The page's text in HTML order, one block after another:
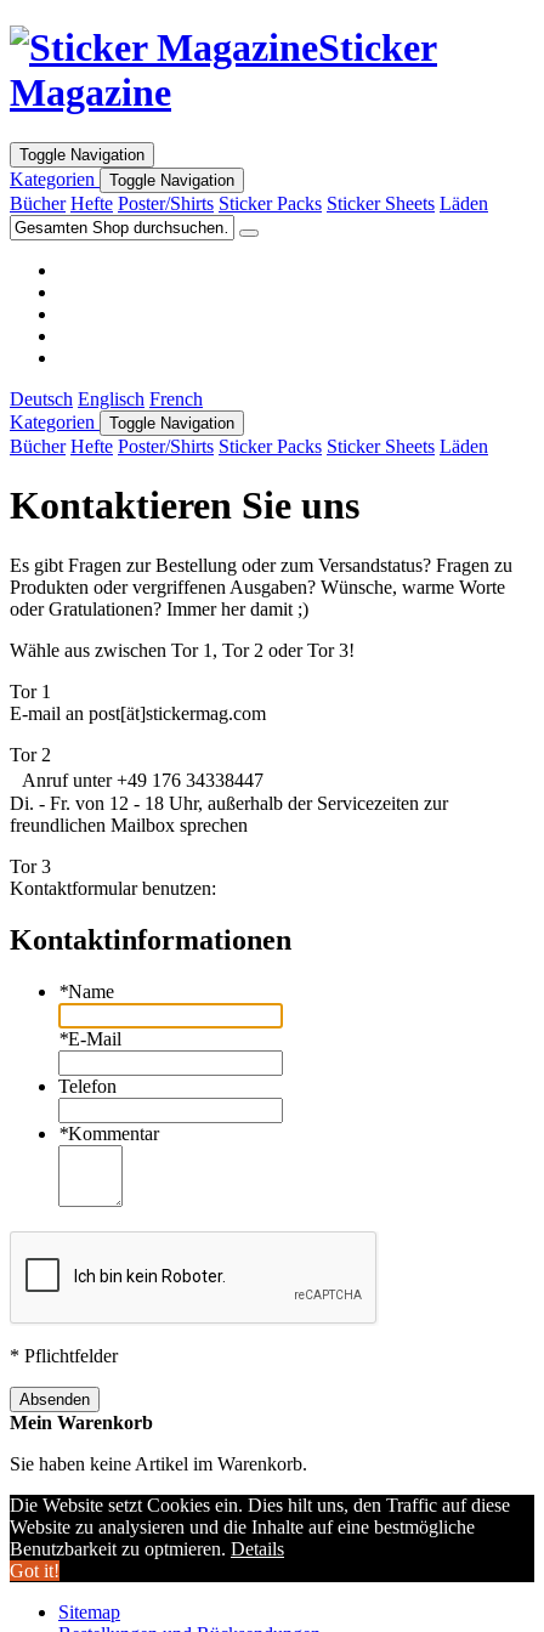
Sticker
Magazine
Toggle Navigation
Kategorien Toggle Navigation
Bücher Hefte Poster/Shirts Sticker Packs Sticker Sheets Läden
Deutsch Englisch French
Kategorien
Toggle Navigation
Bücher Hefte Poster/Shirts Sticker Packs Sticker Sheets Läden
Kontaktieren Sie uns
Es gibt Fragen zur Bestellung oder zum Versandstatus? Fragen zu
Produkten oder vergriffenen Ausgaben? Wünsche, warme Worte
oder Gratulationen? Immer her damit ;)
Wähle aus zwischen Tor 1, Tor 2 oder Tor 3!
Tor 1
E-mail an post[ät]stickermag.com
Tor 2
Anruf unter +49 176 34338447
Di. - Fr. von 12 - 18 Uhr, außerhalb der Servicezeiten zur
freundlichen Mailbox sprechen
Tor 3
Kontaktformular benutzen:
Kontaktinformationen
*Name
*E-Mail
Telefon
*Kommentar
* Pflichtfelder
Absenden
Mein Warenkorb
Sie haben keine Artikel im Warenkorb.
Die Website setzt Cookies ein. Dies hilt uns, den Traffic auf diese
Website zu analysieren und die Inhalte auf eine bestmögliche
Benutzbarkeit zu optmieren. Details
Got it!
Sitemap